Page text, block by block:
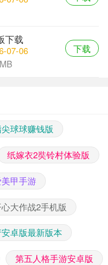
下载
07-06
下载
球球赚钱版
纸嫁衣2奘铃村体验版
甲手游
大作战2手机版
卓版最新版本
第五人格手游安卓版